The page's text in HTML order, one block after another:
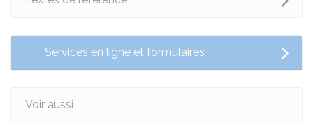
Services en ligne et formulaires
Voir aussi